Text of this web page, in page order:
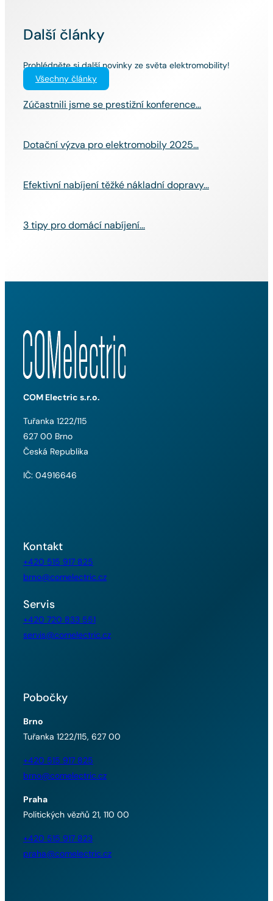
Další články
Prohlédněte si další novinky ze světa elektromobility!
Všechny články
Zúčastnili jsme se prestižní konference...
Dotační výzva pro elektromobily 2025...
Efektivní nabíjení těžké nákladní dopravy...
3 tipy pro domácí nabíjení...
COM Electric s.r.o.
Tuřanka 1222/115
627 00 Brno
Česká Republika
IČ: 04916646
Kontakt
+420 515 917 825
brno@comelectric.cz
Servis
+420 720 833 551
servis@comelectric.cz
Pobočky
Brno
Tuřanka 1222/115, 627 00
+420 515 917 825
brno@comelectric.cz
Praha
Politických vězňů 21, 110 00
+420 515 917 823
praha@comelectric.cz